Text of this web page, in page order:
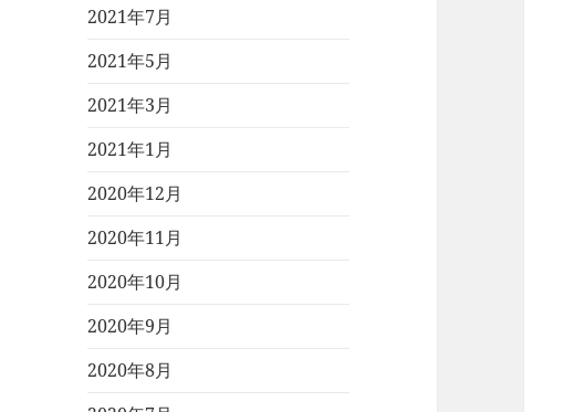
2021年7月
2021年5月
2021年3月
2021年1月
2020年12月
2020年11月
2020年10月
2020年9月
2020年8月